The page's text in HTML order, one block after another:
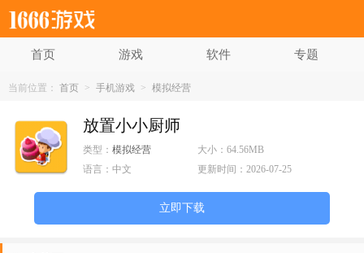
首页 游戏 软件 专题
当前位置： 首页 > 手机游戏 > 模拟经营
放置小小厨师
类型： 模拟经营 大小：64.56MB
语言： 中文 更新时间：2026-07-25
立即下载